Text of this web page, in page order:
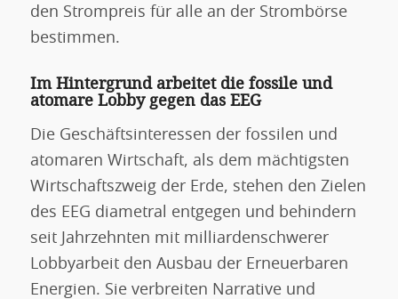
den Strompreis für alle an der Strombörse
bestimmen.
Im Hintergrund arbeitet die fossile und
atomare Lobby gegen das EEG
Die Geschäftsinteressen der fossilen und
atomaren Wirtschaft, als dem mächtigsten
Wirtschaftszweig der Erde, stehen den Zielen
des EEG diametral entgegen und behindern
seit Jahrzehnten mit milliardenschwerer
Lobbyarbeit den Ausbau der Erneuerbaren
Energien. Sie verbreiten Narrative und